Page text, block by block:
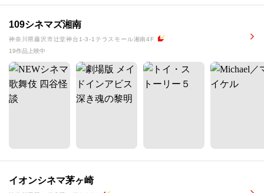
109シネマズ湘南
神奈川県藤沢市辻堂神台1-3-1テラスモール湘南4F
19作品上映中
イオンシネマ茅ヶ崎